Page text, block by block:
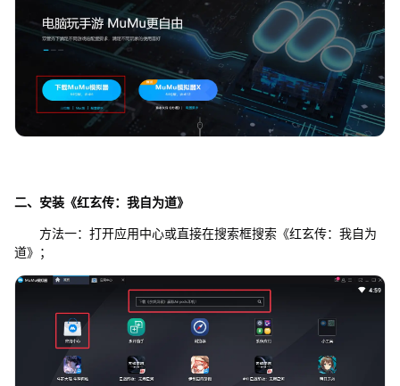
二、安装《红玄传：我自为道》
方法一：打开应用中心或直接在搜索框搜索《红玄传：我自为
道》；